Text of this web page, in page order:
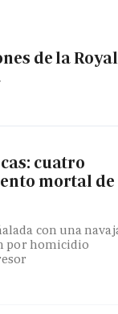
de la Royal
cuatro
mortal de
con una
por homicidio